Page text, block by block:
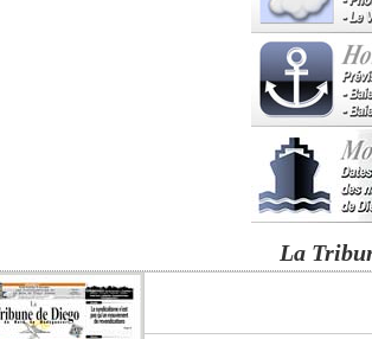
La